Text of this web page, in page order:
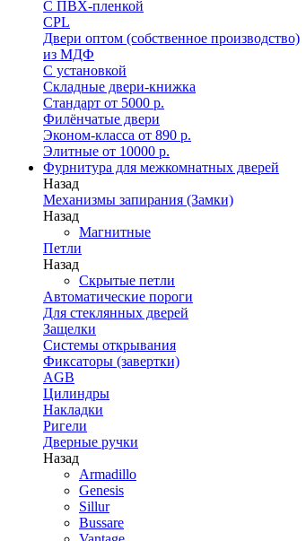
C ПВХ-пленкой
CPL
Двери оптом (собственное производство)
из МДФ
С установкой
Складные двери-книжка
Стандарт от 5000 р.
Филёнчатые двери
Эконом-класса от 890 р.
Элитные от 10000 р.
Фурнитура для межкомнатных дверей
Назад
Механизмы запирания (Замки)
Назад
Магнитные
Петли
Назад
Скрытые петли
Автоматические пороги
Для стеклянных дверей
Защелки
Системы открывания
Фиксаторы (завертки)
AGB
Цилиндры
Накладки
Ригели
Дверные ручки
Назад
Armadillo
Genesis
Sillur
Bussare